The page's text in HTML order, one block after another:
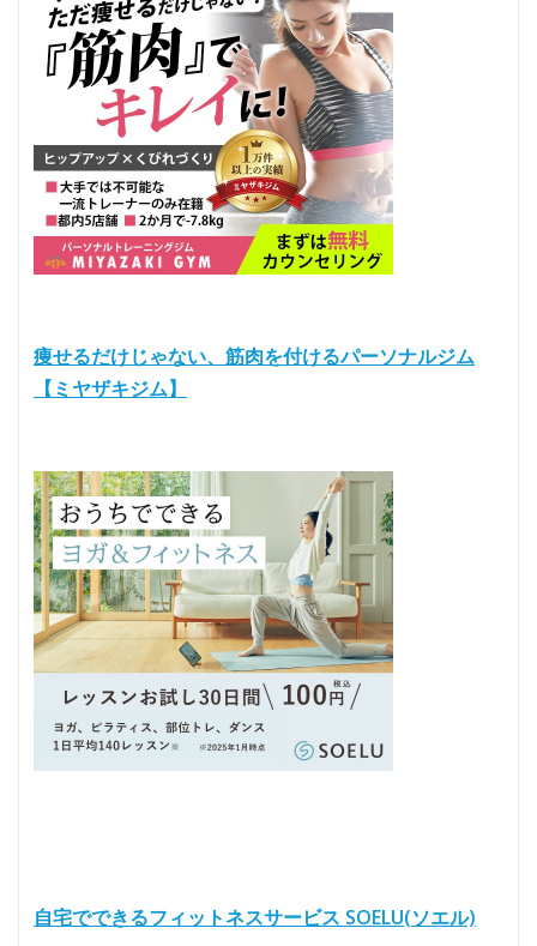
痩せるだけじゃない、筋肉を付けるパーソナルジム
【ミヤザキジム】
自宅でできるフィットネスサービス SOELU(ソエル)